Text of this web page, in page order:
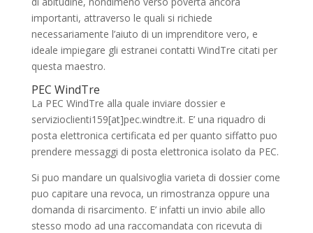
importanti, attraverso le quali si richiede
necessariamente l’aiuto di un imprenditore vero, e
ideale impiegare gli estranei contatti WindTre citati per
questa maestro.
PEC WindTre
La PEC WindTre alla quale inviare dossier e
servizioclienti159[at]pec.windtre.it. E’ una riquadro di
posta elettronica certificata ed per quanto siffatto puo
prendere messaggi di posta elettronica isolato da PEC.
Si puo mandare un qualsivoglia varieta di dossier come
puo capitare una revoca, un rimostranza oppure una
domanda di risarcimento. E’ infatti un invio abile allo
stesso modo ad una raccomandata con ricevuta di